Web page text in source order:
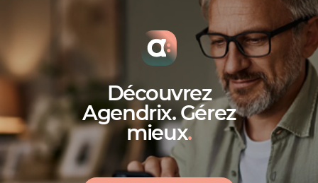
Découvrez
Agendrix. Gérez
mieux.